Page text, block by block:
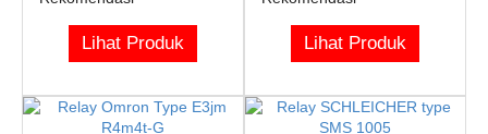
Lihat Produk Lihat Produk